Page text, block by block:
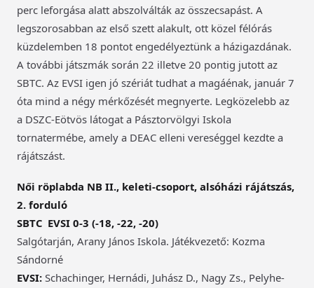
perc leforgása alatt abszolválták az összecsapást. A
legszorosabban az első szett alakult, ott közel félórás
küzdelemben 18 pontot engedélyeztünk a házigazdának.
A további játszmák során 22 illetve 20 pontig jutott az
SBTC. Az EVSI igen jó szériát tudhat a magáénak, január 7
óta mind a négy mérkőzését megnyerte. Legközelebb az
a DSZC-Eötvös látogat a Pásztorvölgyi Iskola
tornatermébe, amely a DEAC elleni vereséggel kezdte a
rájátszást.
Női röplabda NB II., keleti-csoport, alsóházi rájátszás,
2. forduló
SBTC  EVSI 0-3 (-18, -22, -20)
Salgótarján, Arany János Iskola. Játékvezető: Kozma
Sándorné
EVSI: Schachinger, Hernádi, Juhász D., Nagy Zs., Pelyhe-